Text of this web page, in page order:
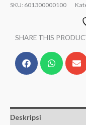
SKU: 601300000100
SHARE THIS
Deskripsi